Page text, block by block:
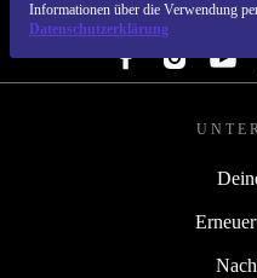
Informationen über die Verwendung
Datenschutzerklärung